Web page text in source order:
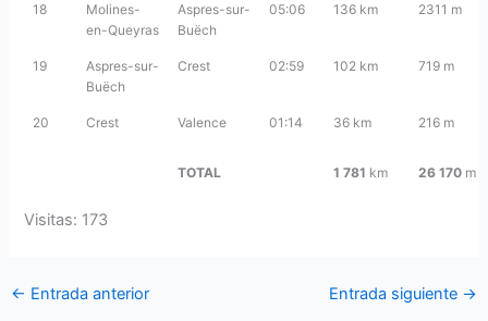
18
Molines-
en-Queyras
Aspres-sur-
Buëch
05:06 136 km 2311 m
19
Aspres-sur-
Buëch
Crest 02:59 102 km 719 m
20 Crest Valence 01:14 36 km 216 m
TOTAL 1 781 km 26 170m
Visitas: 173
← Entrada anterior Entrada siguiente →